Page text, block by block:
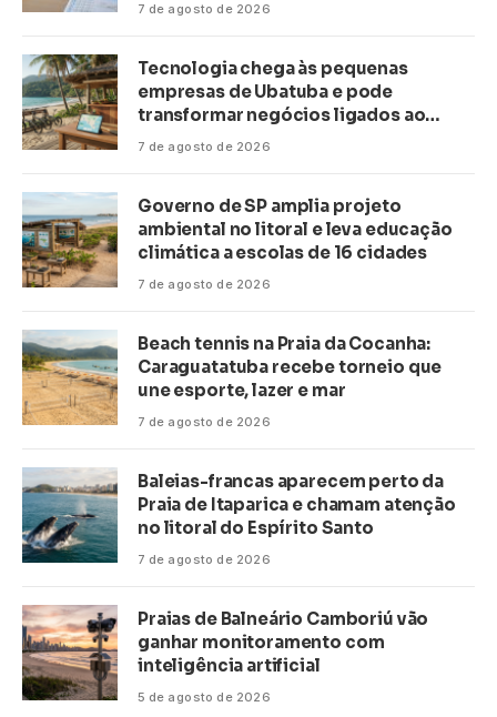
7 de agosto de 2026
Tecnologia chega às pequenas
empresas de Ubatuba e pode
transformar negócios ligados ao
turismo no litoral
7 de agosto de 2026
Governo de SP amplia projeto
ambiental no litoral e leva educação
climática a escolas de 16 cidades
7 de agosto de 2026
Beach tennis na Praia da Cocanha:
Caraguatatuba recebe torneio que
une esporte, lazer e mar
7 de agosto de 2026
Baleias-francas aparecem perto da
Praia de Itaparica e chamam atenção
no litoral do Espírito Santo
7 de agosto de 2026
Praias de Balneário Camboriú vão
ganhar monitoramento com
inteligência artificial
5 de agosto de 2026